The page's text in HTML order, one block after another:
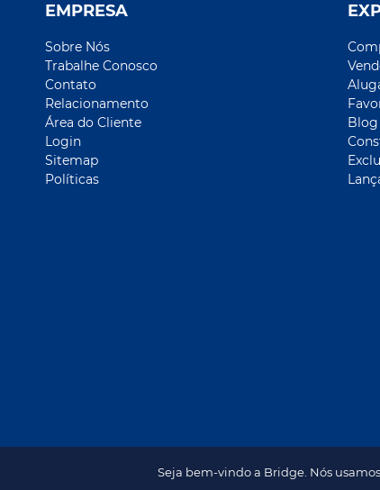
EMPRESA
Sobre Nós
Trabalhe Conosco
Contato
Relacionamento
Área do Cliente
Login
Sitemap
Políticas
Blog
Seja bem-vindo a Bridge. Nós